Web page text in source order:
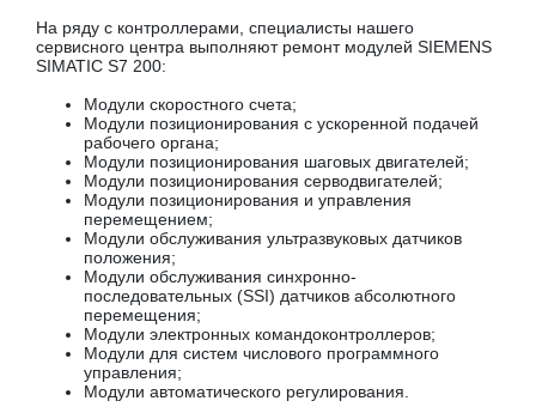
На ряду с контроллерами, специалисты нашего
сервисного центра выполняют ремонт модулей SIEMENS
SIMATIC S7 200:
Модули скоростного счета;
Модули позиционирования с ускоренной подачей
рабочего органа;
Модули позиционирования шаговых двигателей;
Модули позиционирования серводвигателей;
Модули позиционирования и управления
перемещением;
Модули обслуживания ультразвуковых датчиков
положения;
Модули обслуживания синхронно-
последовательных (SSI) датчиков абсолютного
перемещения;
Модули электронных командоконтроллеров;
Модули для систем числового программного
управления;
Модули автоматического регулирования.